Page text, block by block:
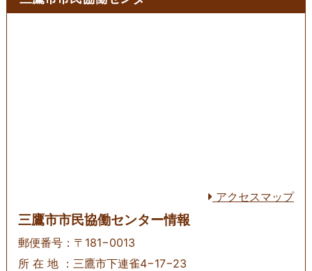
アクセスマップ
三鷹市市民協働センター情報
郵便番号：〒181−0013
所 在 地 ：三鷹市下連雀4−17−23